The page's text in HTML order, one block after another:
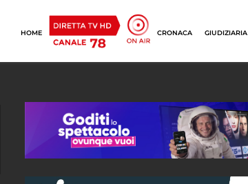
HOME CRONACA GIUDIZIARIA